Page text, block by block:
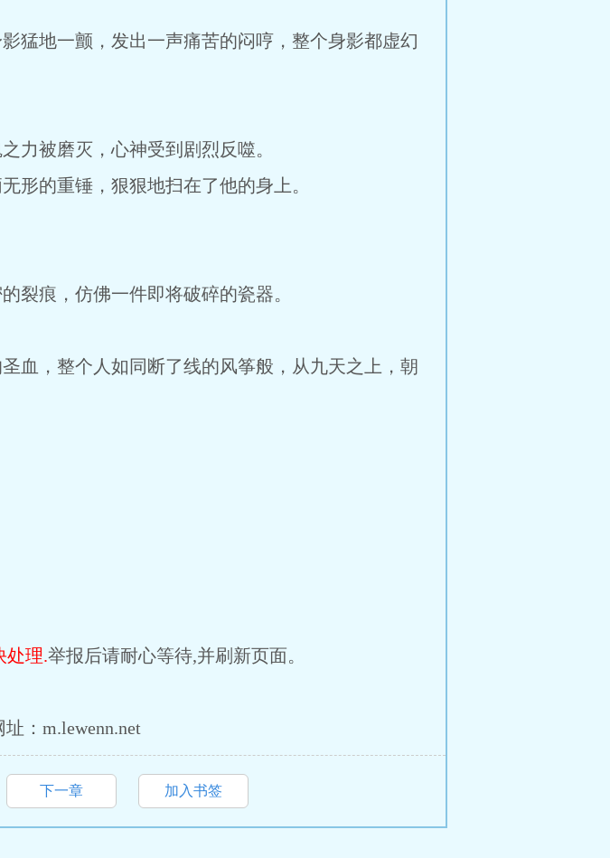
猛地一颤，发出一声痛苦的闷哼，整个身影都虚幻
力被磨灭，心神受到剧烈反噬。
形的重锤，狠狠地扫在了他的身上。
裂痕，仿佛一件即将破碎的瓷器。
血，整个人如同断了线的风筝般，从九天之上，朝
处理.举报后请耐心等待,并刷新页面。
：m.lewenn.net
下一章 加入书签